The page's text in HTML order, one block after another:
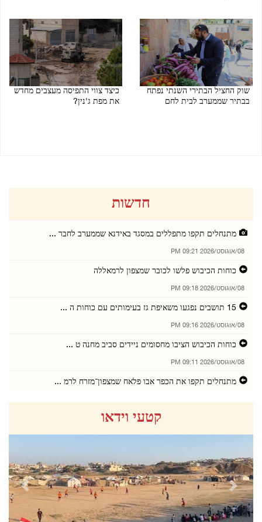
שוק החציל הבתירי השנתי נפתח
בבתיר שממערב לבית לחם
כיצד צווי התפיסה מעצבים מחדש
את מפת ג'נין?
חדשות
מתנחלים תקפו מתפללים במסגד באידנא שממערב לחבר ...
08/אוגוסט/2026 09:21 PM
כוחות הכיבוש פלשו לכובר שמצפון לרמאללה
08/אוגוסט/2026 09:18 PM
15 תושבים נפגעו משאיפת גז בעימותים עם כוחות ה ...
08/אוגוסט/2026 09:16 PM
כוחות הכיבוש הציבו מחסומים ניידים סביב מחנה ט ...
08/אוגוסט/2026 09:11 PM
מתנחלים תקפו את הכפר אבו פלאח שמצפון־מזרח לרמ ...
מתנחלים פלשו לבית עור א־תחתא ולכפר ג'לג'ליא
08/אוגוסט/2026 08:56 PM
פלסטין גינתה את התקיפה נגד מכלית אמירתית במצר ...
08/אוגוסט/2026 08:55 PM
תושבים נפגעו משאיפת גז במהלך פלישת כוחות הכיב ...
08/אוגוסט/2026 08:53 PM
קטעי וידאו
Next